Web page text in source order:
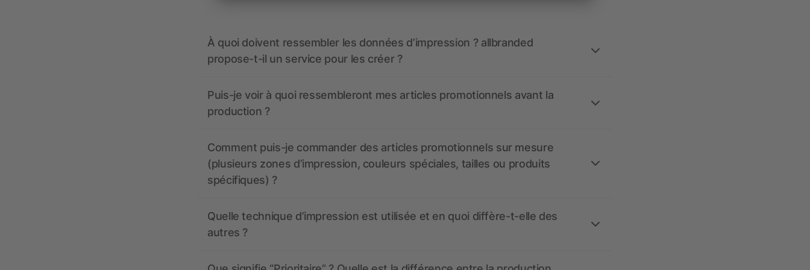
À quoi doivent ressembler les données d’impression ? allbranded
propose-t-il un service pour les créer ?
Puis-je voir à quoi ressembleront mes articles promotionnels avant la
production ?
Comment puis-je commander des articles promotionnels sur mesure
(plusieurs zones d’impression, couleurs spéciales, tailles ou produits
spécifiques) ?
Quelle technique d’impression est utilisée et en quoi diffère-t-elle des
autres ?